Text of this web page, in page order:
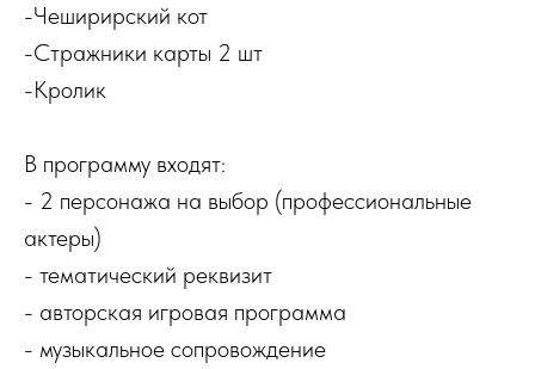
-Чеширирский кот
-Стражники карты 2 шт
-Кролик
В программу входят:
- 2 персонажа на выбор (профессиональные
актеры)
- тематический реквизит
- авторская игровая программа
- музыкальное сопровождение